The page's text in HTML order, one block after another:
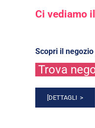
Ci vediamo
Scopri il
Trova
[DETTAGLI